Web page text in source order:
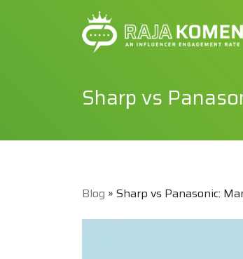
Sharp vs
Blog » Sharp vs Panasonic: